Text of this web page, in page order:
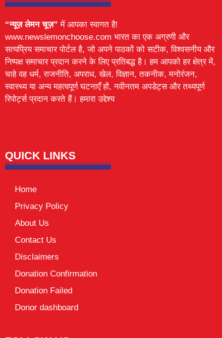
“न्यूज़ लेमन चूज़” में आपका स्वागत है!
www.newslemonchoose.com भारत का एक अग्रणी और
सत्यप्रिय समाचार पोर्टल है, जो अपने पाठकों को सटीक, विश्वसनीय और
निष्पक्ष समाचार प्रदान करने के लिए प्रतिबद्ध है। हम आपको हर क्षेत्र में,
चाहे वह धर्म, राजनीति, अपराध, खेल, विज्ञान, तकनीक, मनोरंजन,
स्वास्थ्य या अन्य महत्वपूर्ण घटनाएँ हों, नवीनतम अपडेट्स और तथ्यपूर्ण
रिपोर्ट्स प्रदान करते हैं। हमारा उद्देश्य
QUICK LINKS
Home
Privacy Policy
About Us
Contact Us
Disclaimers
Donation Confirmation
Donation Failed
Donor dashboard